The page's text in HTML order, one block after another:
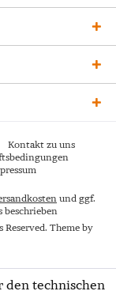
Kontakt zu uns
und ggf.
beschrieben
Theme by
den technischen